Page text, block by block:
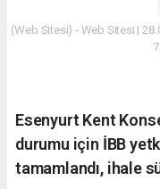
(Web Sitesi) - Web Sitesi |
Esenyurt Kent
durumu için İBB
tamamlandı, ihale